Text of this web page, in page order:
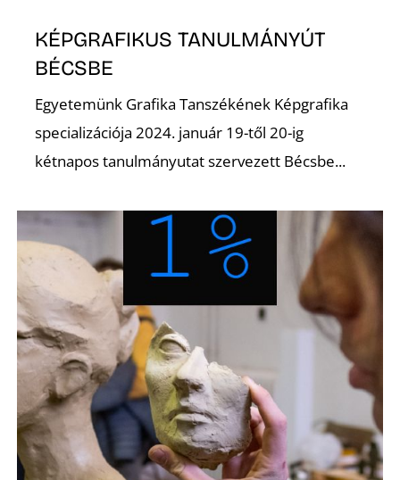
KÉPGRAFIKUS TANULMÁNYÚT
BÉCSBE
Egyetemünk Grafika Tanszékének Képgrafika
specializációja 2024. január 19-től 20-ig
kétnapos tanulmányutat szervezett Bécsbe...